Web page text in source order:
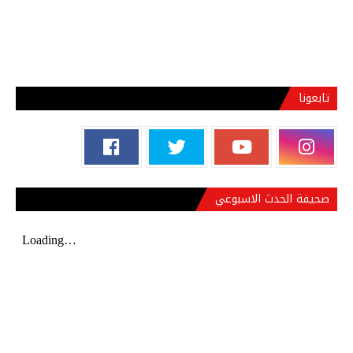
تابعونا
صحيفة الحدث الاسبوعي